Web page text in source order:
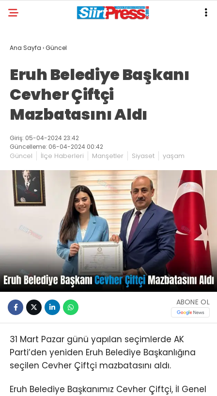
Ana Sayfa ›Güncel
Eruh Belediye Başkanı
Cevher Çiftçi
Mazbatasını Aldı
Giriş: 05-04-2024 23:42
Güncelleme: 06-04-2024 00:42
Güncel İlçe Haberleri Manşetler Siyaset yaşam
ABONE OL
31 Mart Pazar günü yapılan seçimlerde AK
Parti’den yeniden Eruh Belediye Başkanlığına
seçilen Cevher Çiftçi mazbatasını aldı.
Eruh Belediye Başkanımız Cevher Çiftçi, İl Genel